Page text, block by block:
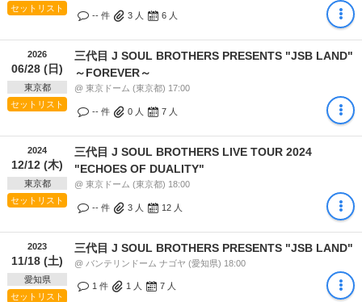
セットリスト
-- 件 3 人 6 人
2026
06/28 (日)
東京都
セットリスト
三代目 J SOUL BROTHERS PRESENTS "JSB LAND"
～FOREVER～
@ 東京ドーム (東京都) 17:00
-- 件 0 人 7 人
2024
12/12 (木)
東京都
セットリスト
三代目 J SOUL BROTHERS LIVE TOUR 2024
"ECHOES OF DUALITY"
@ 東京ドーム (東京都) 18:00
-- 件 3 人 12 人
2023
11/18 (土)
愛知県
セットリスト
三代目 J SOUL BROTHERS PRESENTS "JSB LAND"
@ バンテリンドーム ナゴヤ (愛知県) 18:00
1 件 1 人 7 人